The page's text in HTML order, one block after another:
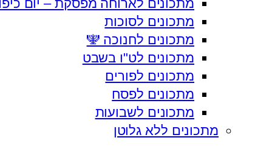
מתכונים לארוחה מפסקת – יום
מתכונים לסוכות
מתכונים לחנוכה 🕎
מתכונים לט"ו בשבט
מתכונים לפורים
מתכונים לפסח
מתכונים לשבועות
מתכונים ללא גלוטן